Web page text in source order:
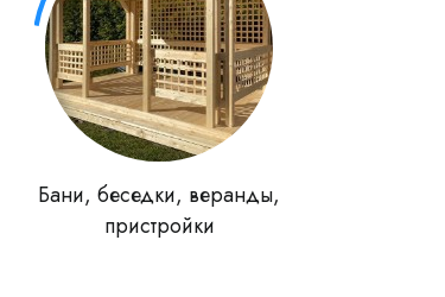
Бани, беседки, веранды,
пристройки